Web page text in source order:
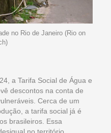
no Rio de Janeiro (Rio on
a Tarifa Social de Água e
descontos na conta de
Cerca de um
a tarifa social já é
brasileiros. Essa
no território